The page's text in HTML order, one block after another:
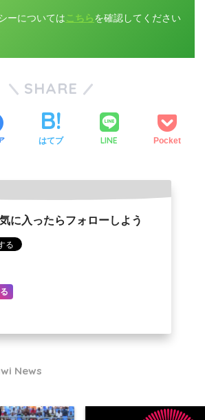
ーについてはこちら を確認してください
SHARE
はてブ LINE Pocket
に入ったらフォローしよう
News